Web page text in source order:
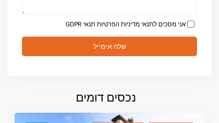
אני מסכים לתנאי מדיניות הפרטיות תנאי GDPR
נכסים דומים